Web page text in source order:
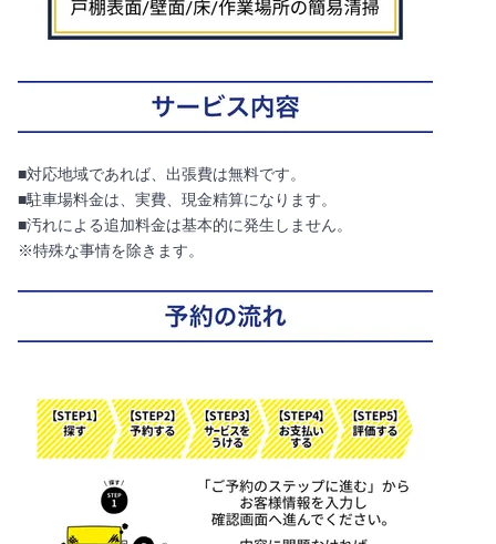
■対応地域であれば、出張費は無料です。
■駐車場料金は、実費、現金精算になります。
■汚れによる追加料金は基本的に発生しません。
※特殊な事情を除きます。